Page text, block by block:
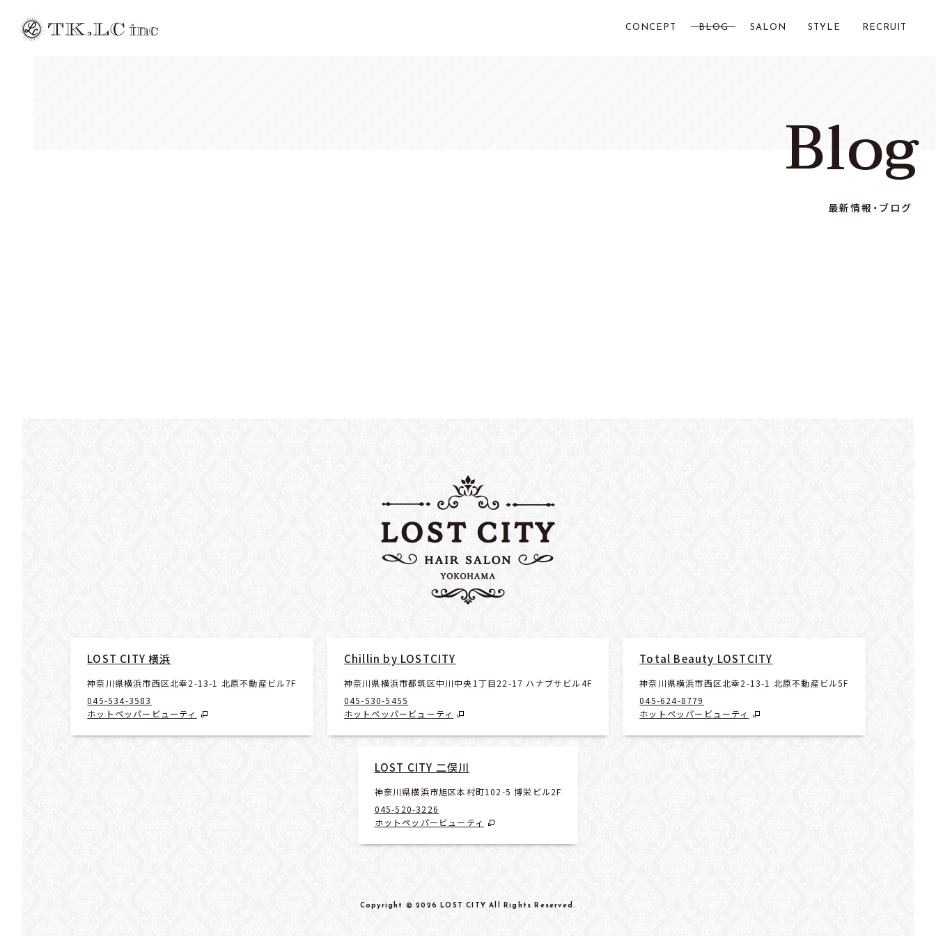
CONCEPT BLOG SALON
Total Beauty LOSTCITY
STYLE RECRUIT
Blog
最新情報・ブログ
LOST CITY 横浜
神奈川県横浜市西区北幸2-13-1 北原不動産ビル7F
045-534-3583
ホットペッパービューティ
Chillin by LOSTCITY
神奈川県横浜市都筑区中川中央1丁目22-17 ハナブサビル4F
045-530-5455
ホットペッパービューティ
Total Beauty LOSTCITY
神奈川県横浜市西区北幸2-13-1 北原不動産ビル5F
045-624-8779
ホットペッパービューティ
LOST CITY 二俣川
神奈川県横浜市旭区本村町102-5 博栄ビル2F
045-520-3226
ホットペッパービューティ
Copyright © 2026 LOST CITY All Rights Reserved .